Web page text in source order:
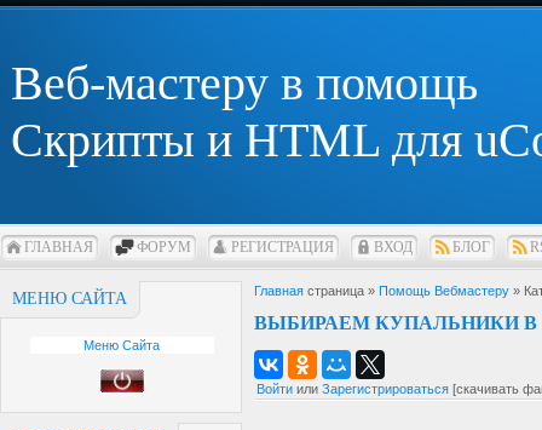
Веб-мастеру в помощь
Скрипты и HTML для
ГЛАВНАЯ ФОРУМ РЕГИСТРАЦИЯ ВХОД БЛОГ
МЕНЮ САЙТА
Меню Сайта
Главная страница » Помощь Вебмастеру »
ВЫБИРАЕМ КУПАЛЬНИКИ В
Войти или Зарегистрироваться [скачивать